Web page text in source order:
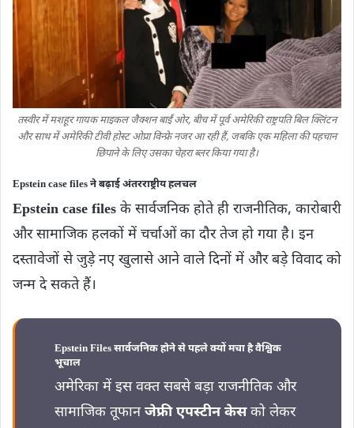
तस्वीर में मशहूर गायक माइकल जैक्शन बाईं ओर, बीच में पूर्व अमेरिकी राष्ट्रपति बिल क्लिंटन
और साथ में अमेरिकी टीवी होस्ट ओप्रा विन्फ्रे नजर आ रही हैं, जबकि एक महिला की पहचान
छिपाने के लिए उसका चेहरा ब्लर किया गया है।
Epstein case files ने बढ़ाई अंतरराष्ट्रीय हलचल
Epstein case files के सार्वजनिक होते ही राजनीतिक, कारोबारी
और सामाजिक हलकों में चर्चाओं का दौर तेज हो गया है। इन
दस्तावेजों से जुड़े नए खुलासे आने वाले दिनों में और बड़े विवाद को
जन्म दे सकते हैं।
Epstein Files सार्वजनिक होने से पहले क्यों मचा है वैश्विक
भूचाल
अमेरिका में इस वक्त सबसे बड़ा राजनीतिक और
सामाजिक तूफानजेफ्री एपस्टीन केसको लेकर